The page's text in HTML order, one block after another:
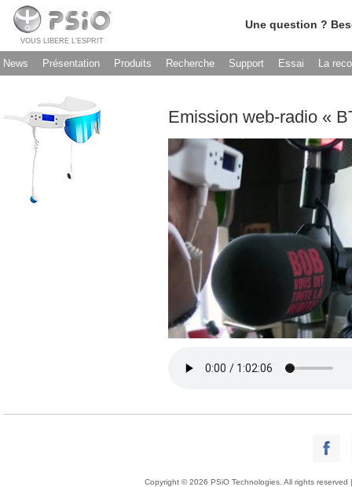
VOUS LIBERE L’ESPRIT
Une question ?
News Présentation Produits Recherche Support Essai La
Emission web-radio «
Copyright © 2026 PSiO Technologies. All rights reserved